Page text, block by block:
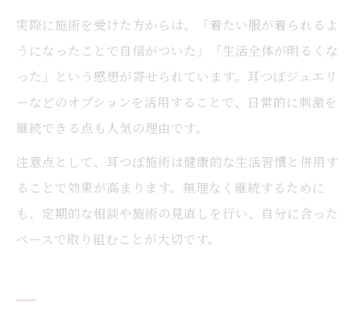
実際に施術を受けた方からは、「着たい服が着られるよ
うになったことで自信がついた」「生活全体が明るくな
った」という感想が寄せられています。耳つぼジュエリ
ーなどのオプションを活用することで、日常的に刺激を
継続できる点も人気の理由です。
注意点として、耳つぼ施術は健康的な生活習慣と併用す
ることで効果が高まります。無理なく継続するために
も、定期的な相談や施術の見直しを行い、自分に合った
ペースで取り組むことが大切です。